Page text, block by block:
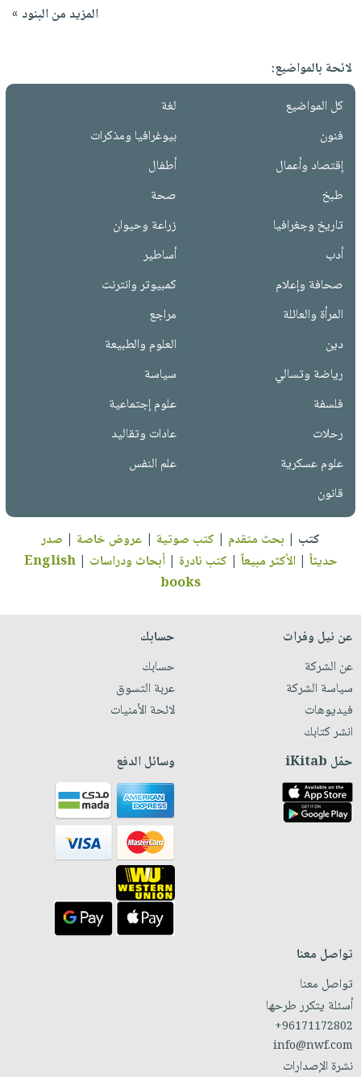
المزيد من البنود »
لائحة بالمواضيع:
كل المواضيع
لغة
فنون
بيوغرافيا ومذكرات
إقتصاد وأعمال
أطفال
طبخ
صحة
تاريخ وجغرافيا
زراعة وحيوان
أدب
أساطير
صحافة وإعلام
كمبيوتر وانترنت
المرأة والعائلة
مراجع
دين
العلوم والطبيعة
رياضة وتسالي
سياسة
فلسفة
علوم إجتماعية
رحلات
عادات وتقاليد
علوم عسكرية
علم النفس
قانون
كتب | بحث متقدم | كتب صوتية | عروض خاصة | صدر
حديثاً |الأكثر مبيعاً | كتب نادرة |أبحاث ودراسات |
English
books
عن نيل وفرات
عن الشركة
سياسة الشركة
فيديوهات
انشر كتابك
حسابك
حسابك
عربة التسوق
لائحة الأمنيات
حمّل iKitab وسائل الدفع
تواصل معنا
تواصل معنا
أسئلة يتكرر طرحها
+96171172802
info@nwf.com
نشرة الإصدارات